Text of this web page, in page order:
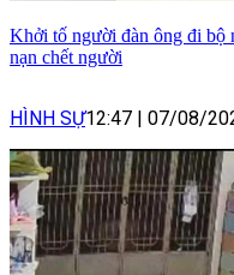
Khởi tố người đàn ông đi bộ
nạn chết người
HÌNH SỰ12:47 | 07/08/